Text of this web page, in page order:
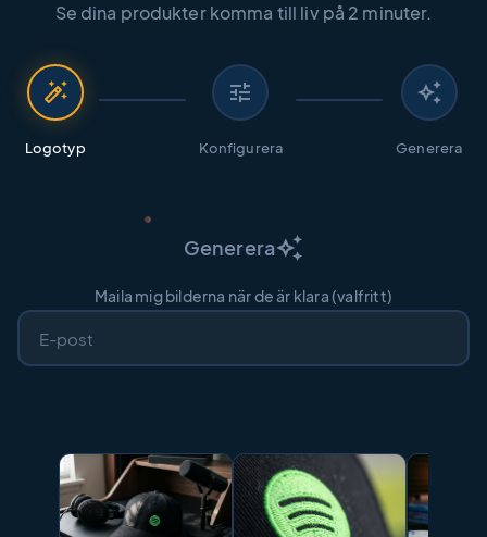
Se dina produkter komma till liv på 2 minuter.
auto_fix_high
Logotyp
tune
Konfigurera
auto_awesome
Generera
Genereraauto_awesome
Maila mig bilderna när de är klara (valfritt)